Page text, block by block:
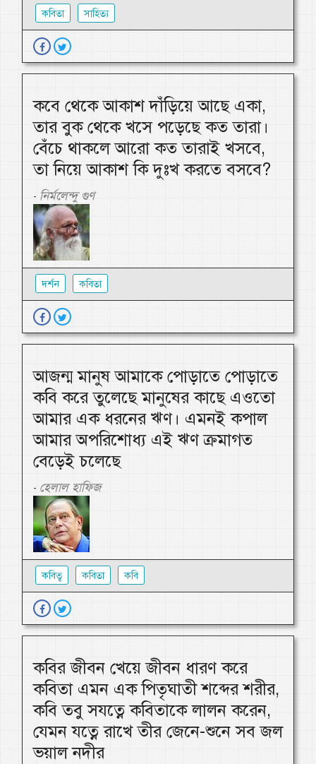
কবিতা সাহিত্য
কবে থেকে আকাশ দাঁড়িয়ে আছে একা,
তার বুক থেকে খসে পড়েছে কত তারা।
বেঁচে থাকলে আরো কত তারাই খসবে,
তা নিয়ে আকাশ কি দুঃখ করতে বসবে?
- নির্মলেন্দু গুণ
দর্শন কবিতা
আজন্ম মানুষ আমাকে পোড়াতে পোড়াতে
কবি করে তুলেছে মানুষের কাছে এওতো
আমার এক ধরনের ঋণ। এমনই কপাল
আমার অপরিশোধ্য এই ঋণ ক্রমাগত
বেড়েই চলেছে
- হেলাল হাফিজ
কবিত্ব কবিতা কবি
কবির জীবন খেয়ে জীবন ধারণ করে
কবিতা এমন এক পিতৃঘাতী শব্দের শরীর,
কবি তবু সযত্নে কবিতাকে লালন করেন,
যেমন যত্নে রাখে তীর জেনে-শুনে সব জল
ভয়াল নদীর